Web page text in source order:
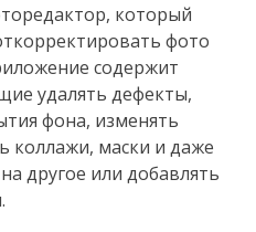
который
фото
содержит
удалять дефекты,
фона, изменять
коллажи, маски и даже
другое или добавлять